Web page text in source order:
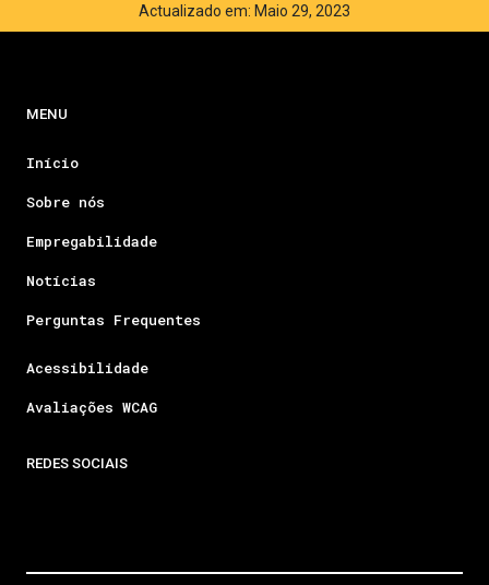
Actualizado em: Maio 29, 2023
MENU
Início
Sobre nós
Empregabilidade
Notícias
Perguntas Frequentes
Acessibilidade
Avaliações WCAG
REDES SOCIAIS